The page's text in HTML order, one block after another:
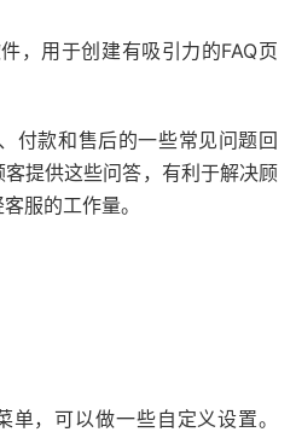
，用于创建有吸引力的FAQ页
付款和售后的一些常见问题回
提供这些问答，有利于解决顾
服的工作量。
单，可以做一些自定义设置。